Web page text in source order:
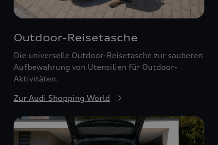
Outdoor-Reisetasche
Die universelle Outdoor-Reisetasche zur sauberen
Aufbewahrung von Utensilien für Outdoor-
Aktivitäten.
Zur Audi Shopping World